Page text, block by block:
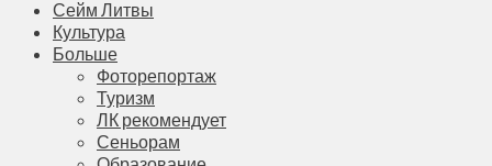
Сейм Литвы
Культура
Больше
Фоторепортаж
Туризм
ЛК рекомендует
Сеньорам